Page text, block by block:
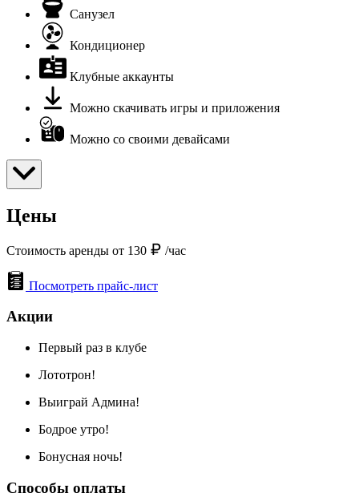
Санузел
Кондиционер
Клубные аккаунты
Можно скачивать игры и приложения
Можно со своими девайсами
Цены
Стоимость аренды от 130 /час
Посмотреть прайс-лист
Акции
Первый раз в клубе
Лототрон!
Выиграй Админа!
Бодрое утро!
Бонусная ночь!
Способы оплаты